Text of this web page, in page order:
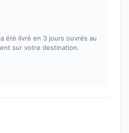
été livré en 3 jours ouvrés au
sur votre destination.